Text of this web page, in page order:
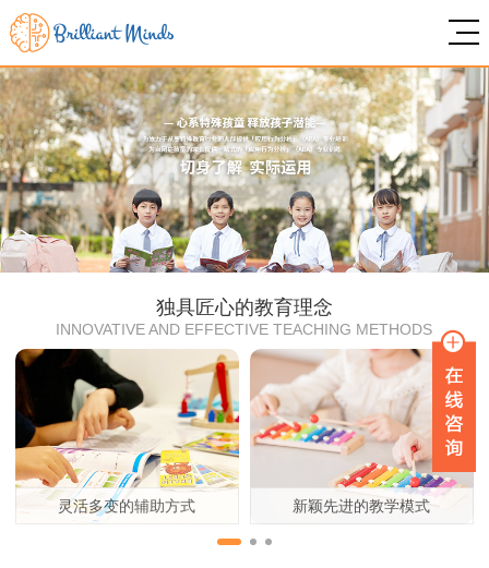
独具匠心的教育理念
INNOVATIVE AND EFFECTIVE TEACHING METHODS
灵活多变的辅助方式 新颖先进的教学模式